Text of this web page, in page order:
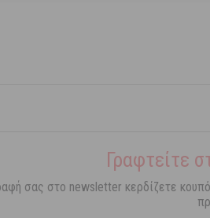
Γραφτείτε
σας στο newsletter κερδίζετε